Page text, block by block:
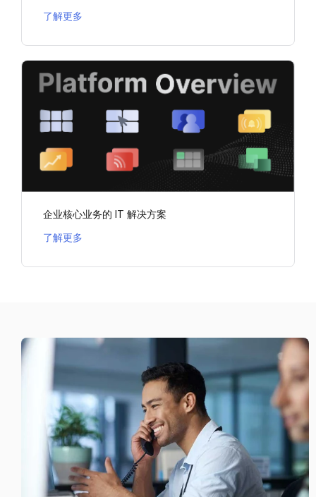
了解更多
企业核心业务的 IT 解决方案
了解更多